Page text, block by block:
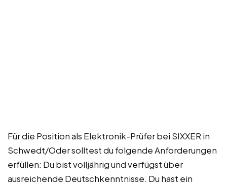
Für die Position als Elektronik-Prüfer bei SIXXER in
Schwedt/Oder solltest du folgende Anforderungen
erfüllen: Du bist volljährig und verfügst über
ausreichende Deutschkenntnisse. Du hast ein